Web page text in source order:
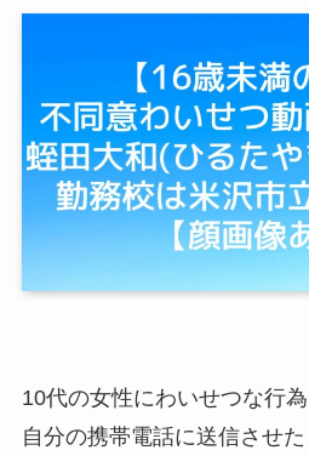
10代の女性にわいせつな行
自分の携帯電話に送信させ